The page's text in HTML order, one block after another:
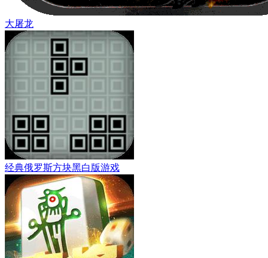
大屠龙
经典俄罗斯方块黑白版游戏